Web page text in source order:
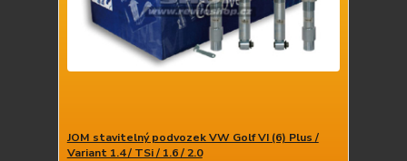
JOM stavitelný podvozek VW Golf VI (6) Plus /
Variant 1.4 / TSi / 1.6 / 2.0